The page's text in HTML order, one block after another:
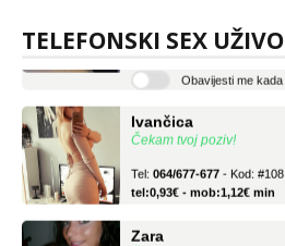
TELEFONSKI SEX UŽIVO
tel:0,93€ - mob:1,12€ min
Čekam tvoj poziv!
tel:0,93€ - mob:1,12€ min
Čekam tvoj poziv!